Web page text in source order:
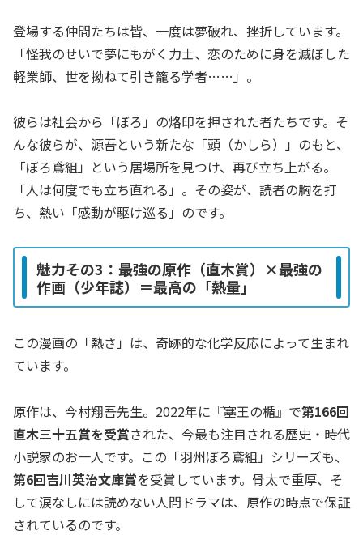
登場する仲間たちは皆、一度は夢破れ、挫折しています。
「怪我のせいで夢にもがく力士、恋のために身を滅ぼした
軽業師、世を拗ねて引き籠る学者……」。
彼らは社会から「ぼろ」の烙印を押された者たちです。そ
んな彼らが、源吾という新たな「頭（かしら）」のもと、
「ぼろ鳶組」という居場所を見つけ、再び立ち上がる。
「人は何度でも立ち直れる」。その姿が、読者の胸を打
ち、熱い「感動が駆け巡る」のです。
魅力その3：最強の原作（直木賞）×最強の
作画（少年誌）＝最高の「熱量」
この漫画の「熱さ」は、奇跡的な化学反応によって生まれ
ています。
原作は、今村翔吾先生。2022年に『塞王の楯』で第166回
直木三十五賞を受賞された、今最も注目される歴史・時代
小説家のお一人です。この「羽州ぼろ鳶組」シリーズも、
第6回吉川英治文庫賞を受賞しています。骨太で重厚、そ
して涙なしには読めない人間ドラマは、原作の時点で保証
されているのです。